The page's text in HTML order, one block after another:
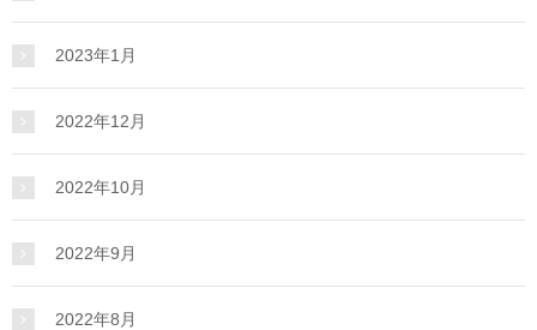
2023年1月
2022年12月
2022年10月
2022年9月
2022年8月